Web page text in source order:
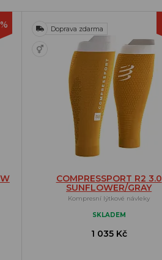
Doprava zdarma
COMPRESSPORT R2 3.0
SUNFLOWER/GRAY
Kompresní lýtkové návleky
SKLADEM
1 035 Kč